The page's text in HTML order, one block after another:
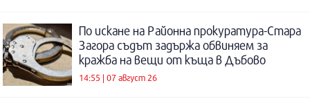
По искане на Районна прокуратура-Стара
Загора съдът задържа обвиняем за
кражба на вещи от къща в Дъбово
14:55 | 07 август 26